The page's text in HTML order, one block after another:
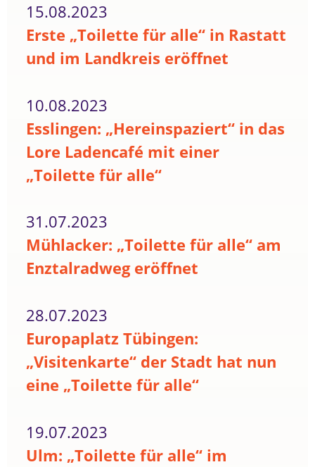
15.08.2023
Erste „Toilette für alle“ in Rastatt
und im Landkreis eröffnet
10.08.2023
Esslingen: „Hereinspaziert“ in das
Lore Ladencafé mit einer
„Toilette für alle“
31.07.2023
Mühlacker: „Toilette für alle“ am
Enztalradweg eröffnet
28.07.2023
Europaplatz Tübingen:
„Visitenkarte“ der Stadt hat nun
eine „Toilette für alle“
19.07.2023
Ulm: „Toilette für alle“ im